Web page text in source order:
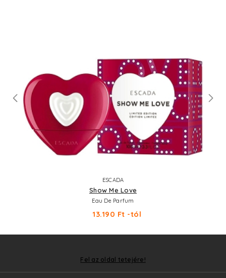
ESCADA
Show Me Love
Eau De Parfum
13.190 Ft -tól
Fel az oldal tetejére!